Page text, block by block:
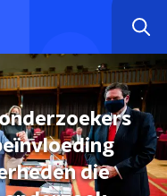
die